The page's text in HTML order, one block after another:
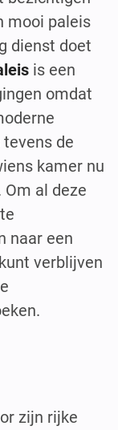
mooi paleis
dienst doet
is een
omdat
de
kamer nu
al deze
naar een
verblijven
zijn rijke